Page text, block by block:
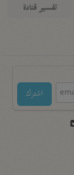
تفسير قتادة
اشترك